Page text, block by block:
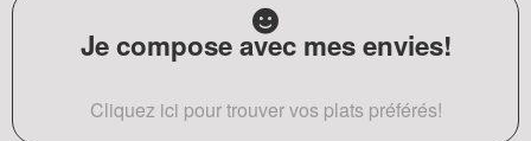
Je compose avec mes envies!
Cliquez ici pour trouver vos plats préférés!